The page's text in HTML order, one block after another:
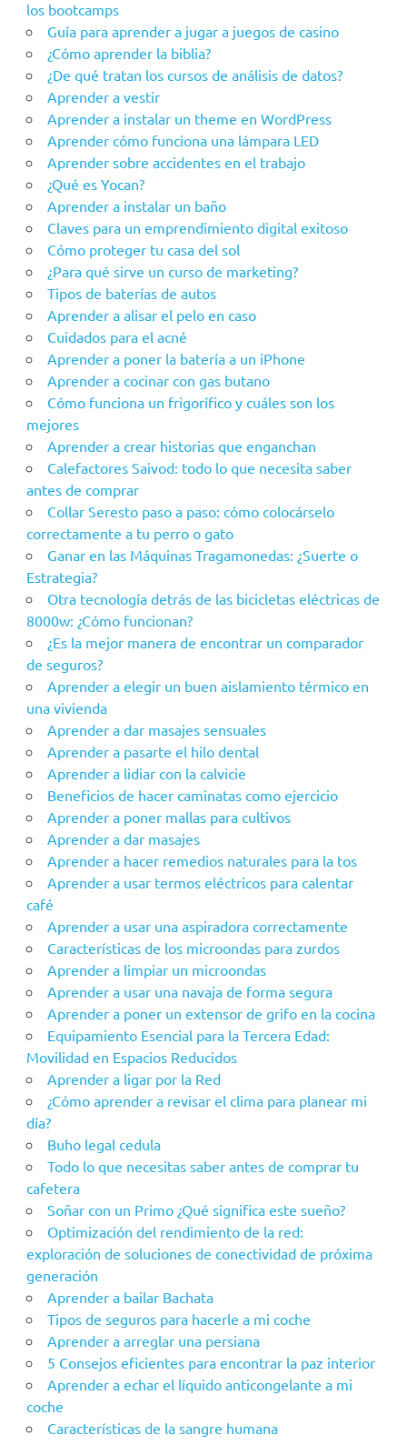
los bootcamps
Guía para aprender a jugar a juegos de casino
¿Cómo aprender la biblia?
¿De qué tratan los cursos de análisis de datos?
Aprender a vestir
Aprender a instalar un theme en WordPress
Aprender cómo funciona una lámpara LED
Aprender sobre accidentes en el trabajo
¿Qué es Yocan?
Aprender a instalar un baño
Claves para un emprendimiento digital exitoso
Cómo proteger tu casa del sol
¿Para qué sirve un curso de marketing?
Tipos de baterías de autos
Aprender a alisar el pelo en caso
Cuidados para el acné
Aprender a poner la batería a un iPhone
Aprender a cocinar con gas butano
Cómo funciona un frigorífico y cuáles son los
mejores
Aprender a crear historias que enganchan
Calefactores Saivod: todo lo que necesita saber
antes de comprar
Collar Seresto paso a paso: cómo colocárselo
correctamente a tu perro o gato
Ganar en las Máquinas Tragamonedas: ¿Suerte o
Estrategia?
Otra tecnología detrás de las bicicletas eléctricas de
8000w: ¿Cómo funcionan?
¿Es la mejor manera de encontrar un comparador
de seguros?
Aprender a elegir un buen aislamiento térmico en
una vivienda
Aprender a dar masajes sensuales
Aprender a pasarte el hilo dental
Aprender a lidiar con la calvicie
Beneficios de hacer caminatas como ejercicio
Aprender a poner mallas para cultivos
Aprender a dar masajes
Aprender a hacer remedios naturales para la tos
Aprender a usar termos eléctricos para calentar
café
Aprender a usar una aspiradora correctamente
Características de los microondas para zurdos
Aprender a limpiar un microondas
Aprender a usar una navaja de forma segura
Aprender a poner un extensor de grifo en la cocina
Equipamiento Esencial para la Tercera Edad:
Movilidad en Espacios Reducidos
Aprender a ligar por la Red
¿Cómo aprender a revisar el clima para planear mi
día?
Buho legal cedula
Todo lo que necesitas saber antes de comprar tu
cafetera
Soñar con un Primo ¿Qué significa este sueño?
Optimización del rendimiento de la red:
exploración de soluciones de conectividad de próxima
generación
Aprender a bailar Bachata
Tipos de seguros para hacerle a mi coche
Aprender a arreglar una persiana
5 Consejos eficientes para encontrar la paz interior
Aprender a echar el líquido anticongelante a mi
coche
Características de la sangre humana